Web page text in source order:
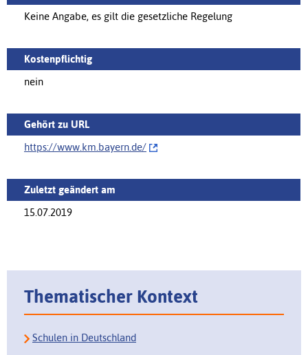
Keine Angabe, es gilt die gesetzliche Regelung
Kostenpflichtig
nein
Gehört zu URL
https://www.km.bayern.de/‌
Zuletzt geändert am
15.07.2019
Thematischer Kontext
Schulen in Deutschland